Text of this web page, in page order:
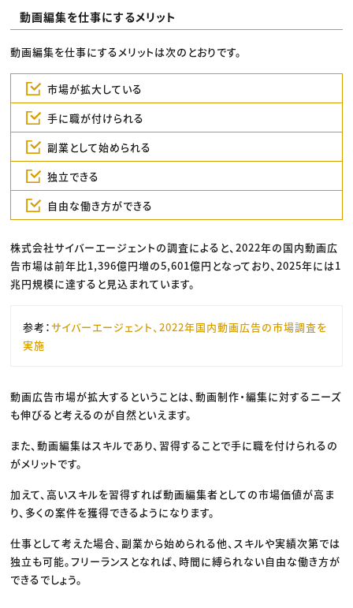
動画編集を仕事にするメリット
動画編集を仕事にするメリットは次のとおりです。
市場が拡大している
手に職が付けられる
副業として始められる
独立できる
自由な働き方ができる
株式会社サイバーエージェントの調査によると、2022年の国内動画広
告市場は前年比1,396億円増の5,601億円となっており、2025年には1
兆円規模に達すると見込まれています。
参考：サイバーエージェント、2022年国内動画広告の市場調査を
実施
動画広告市場が拡大するということは、動画制作・編集に対するニーズ
も伸びると考えるのが自然といえます。
また、動画編集はスキルであり、習得することで手に職を付けられるの
がメリットです。
加えて、高いスキルを習得すれば動画編集者としての市場価値が高ま
り、多くの案件を獲得できるようになります。
仕事として考えた場合、副業から始められる他、スキルや実績次第では
独立も可能。フリーランスとなれば、時間に縛られない自由な働き方が
できるでしょう。